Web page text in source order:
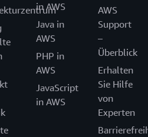
in AWS
Java in
AWS
PHP in
AWS
JavaScript
in AWS
AWS
Support
–
Überblick
Erhalten
Sie Hilfe
von
Experten